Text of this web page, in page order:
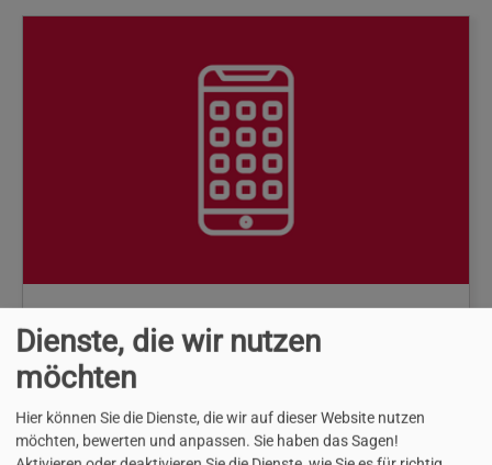
Warn-Apps
Wenn Mobilfunk funktioniert:
WarnApp(bundesweit) oder
App(lokal).
Dienste, die wir nutzen
möchten
Hier können Sie die Dienste, die wir auf dieser Website nutzen
möchten, bewerten und anpassen. Sie haben das Sagen!